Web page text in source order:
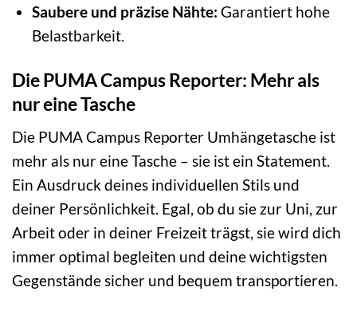
Saubere und präzise Nähte: Garantiert hohe
Belastbarkeit.
Die PUMA Campus Reporter: Mehr als
nur eine Tasche
Die PUMA Campus Reporter Umhängetasche ist
mehr als nur eine Tasche – sie ist ein Statement.
Ein Ausdruck deines individuellen Stils und
deiner Persönlichkeit. Egal, ob du sie zur Uni, zur
Arbeit oder in deiner Freizeit trägst, sie wird dich
immer optimal begleiten und deine wichtigsten
Gegenstände sicher und bequem transportieren.